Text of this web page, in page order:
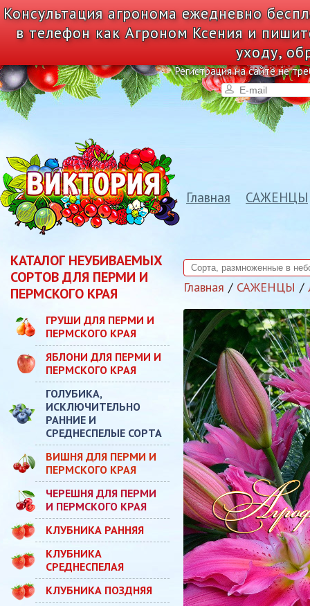
Консультация агронома ежедневно
в телефон как Агроном Ксения и
уходу,
Регистрация на сайте не
Главная САЖЕНЦЫ
КАТАЛОГ НЕУБИВАЕМЫХ
СОРТОВ ДЛЯ ПЕРМИ И
ПЕРМСКОГО КРАЯ
ГРУШИ ДЛЯ ПЕРМИ И
ПЕРМСКОГО КРАЯ
ЯБЛОНИ ДЛЯ ПЕРМИ И
ПЕРМСКОГО КРАЯ
ГОЛУБИКА,
ИСКЛЮЧИТЕЛЬНО
РАННИЕ И
СРЕДНЕСПЕЛЫЕ СОРТА
ВИШНЯ ДЛЯ ПЕРМИ И
ПЕРМСКОГО КРАЯ
ЧЕРЕШНЯ ДЛЯ ПЕРМИ
И ПЕРМСКОГО КРАЯ
КЛУБНИКА РАННЯЯ
КЛУБНИКА
СРЕДНЕСПЕЛАЯ
КЛУБНИКА ПОЗДНЯЯ
Главная САЖЕНЦЫ